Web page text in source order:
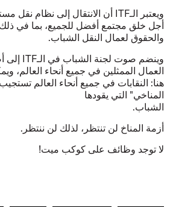
ويعتبر الـITF أن الانتقال إلى نظام نقل
أجل خلق مجتمع أفضل للجميع، بما في ذلك
والحقوق لعمال النقل الشباب.
وينضم صوت لجنة الشباب في الـITF إلى
العمال الممثلين في جميع أنحاء العالم،
هنا: النقابات في جميع أنحاء العالم
المناخي" التي يقودها
الشباب.
أزمة المناخ لن تنتظر، لذلك لن ننتظر.
لا توجد وظائف على كوكب ميت!